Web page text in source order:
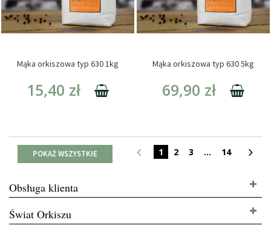
Mąka orkiszowa typ 630 1kg
15,40 zł
Mąka orkiszowa typ 630 5kg
69,90 zł
POKAŻ WSZYSTKIE 1 2 3 ... 14
Obsługa klienta
Świat Orkiszu